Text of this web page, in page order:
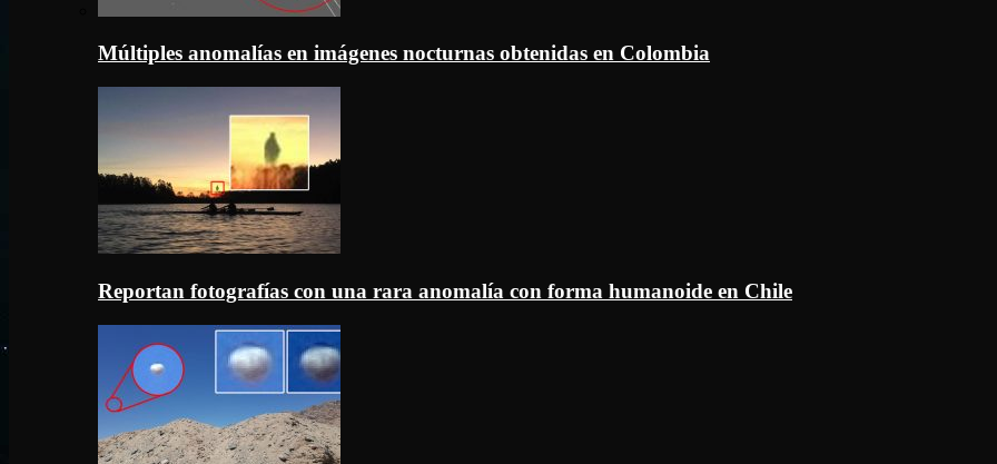
Múltiples anomalías en imágenes nocturnas obtenidas en Colombia
Reportan fotografías con una rara anomalía con forma humanoide en Chile